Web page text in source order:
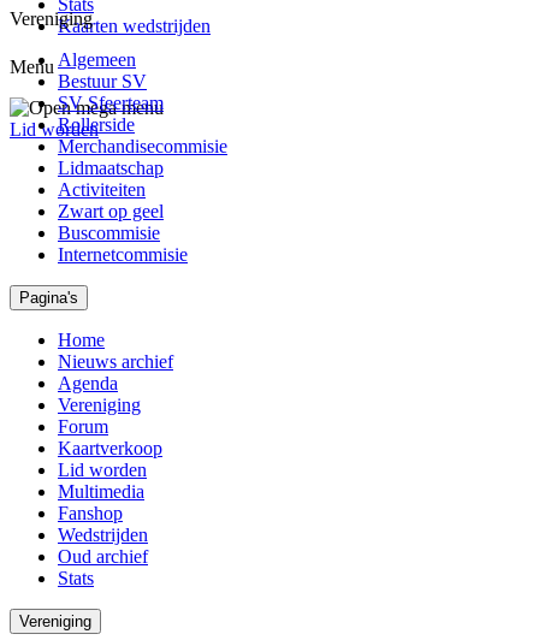
Kaarten wedstrijden
Menu
Lid worden
Vereniging
Algemeen
Bestuur SV
SV Sfeerteam
Rollerside
Merchandisecommisie
Lidmaatschap
Activiteiten
Zwart op geel
Buscommisie
Internetcommisie
Pagina's
Home
Nieuws archief
Agenda
Vereniging
Forum
Kaartverkoop
Lid worden
Multimedia
Fanshop
Wedstrijden
Oud archief
Stats
Vereniging